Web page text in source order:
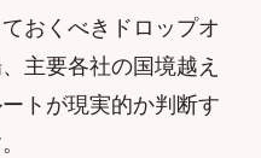
おくべきドロップオ
主要各社の国境越え
トが現実的か判断す